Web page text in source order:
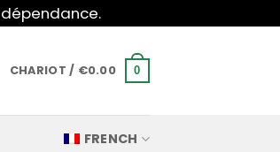
dépendance.
CHARIOT / €0.00 0
FRENCH